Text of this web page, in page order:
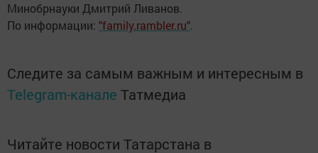
Минобрнауки Дмитрий Ливанов.
По информации: "family.rambler.ru".
Следите за самым важным и интересным в
Telegram-канале Татмедиа
Читайте новости Татарстана в